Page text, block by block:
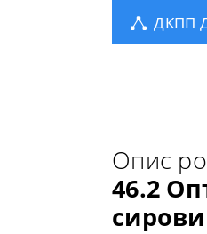
ДКПП
Опис
46.2